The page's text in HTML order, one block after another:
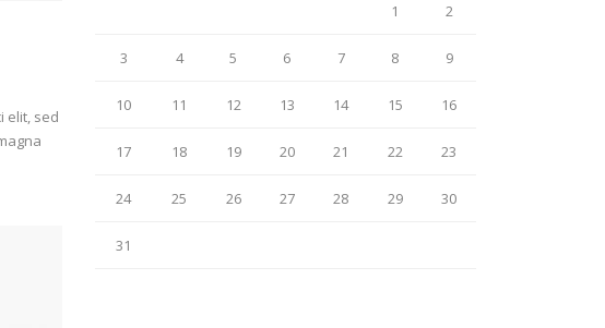
elit, sed
1 2
3 4 5 6 7 8 9
10 11 12 13 14 15 16
17 18 19 20 21 22 23
24 25 26 27 28 29 30
31